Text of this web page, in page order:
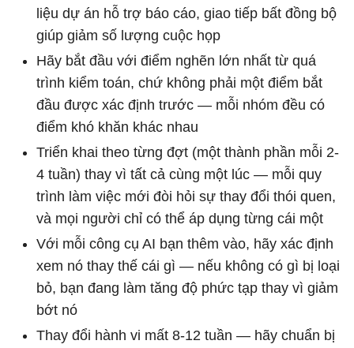
liệu dự án hỗ trợ báo cáo, giao tiếp bất đồng bộ
giúp giảm số lượng cuộc họp
Hãy bắt đầu với điểm nghẽn lớn nhất từ ​​quá
trình kiểm toán, chứ không phải một điểm bắt
đầu được xác định trước — mỗi nhóm đều có
điểm khó khăn khác nhau
Triển khai theo từng đợt (một thành phần mỗi 2-
4 tuần) thay vì tất cả cùng một lúc — mỗi quy
trình làm việc mới đòi hỏi sự thay đổi thói quen,
và mọi người chỉ có thể áp dụng từng cái một
Với mỗi công cụ AI bạn thêm vào, hãy xác định
xem nó thay thế cái gì — nếu không có gì bị loại
bỏ, bạn đang làm tăng độ phức tạp thay vì giảm
bớt nó
Thay đổi hành vi mất 8-12 tuần — hãy chuẩn bị